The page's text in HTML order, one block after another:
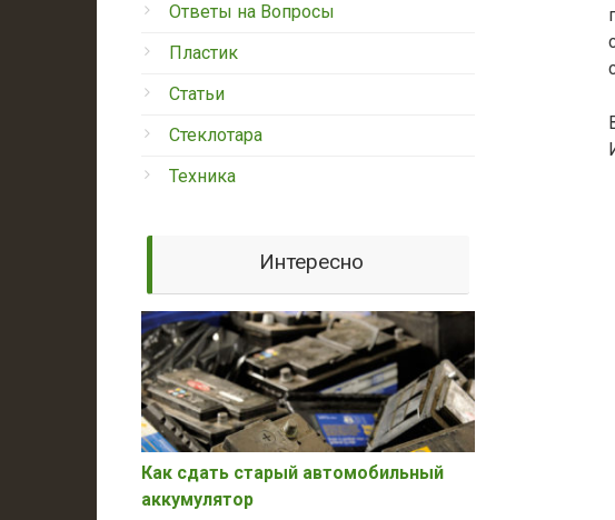
Ответы на Вопросы
Пластик
Статьи
Стеклотара
Техника
Интересно
Как сдать старый автомобильный
аккумулятор